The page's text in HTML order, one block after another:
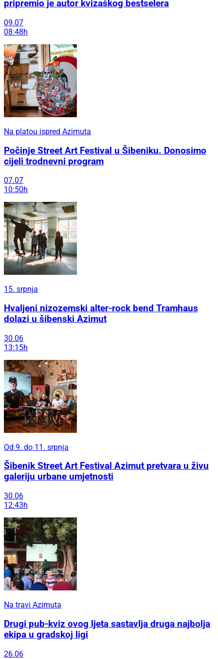
pripremio je autor kvizaškog bestselera
09.07
08:48h
Na platou ispred Azimuta
Počinje Street Art Festival u Šibeniku. Donosimo
cijeli trodnevni program
07.07
10:50h
15. srpnja
Hvaljeni nizozemski alter-rock bend Tramhaus
dolazi u šibenski Azimut
30.06
13:15h
Od 9. do 11. srpnja
Šibenik Street Art Festival Azimut pretvara u živu
galeriju urbane umjetnosti
30.06
12:43h
Na travi Azimuta
Drugi pub-kviz ovog ljeta sastavlja druga najbolja
ekipa u gradskoj ligi
26.06